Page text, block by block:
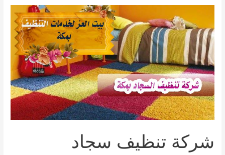
شركة تنظيف سجاد